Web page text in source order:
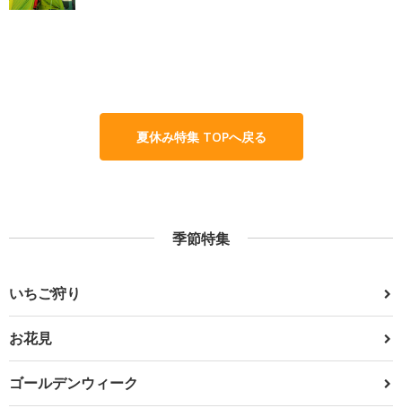
夏休み特集 TOPへ戻る
季節特集
いちご狩り
お花見
ゴールデンウィーク